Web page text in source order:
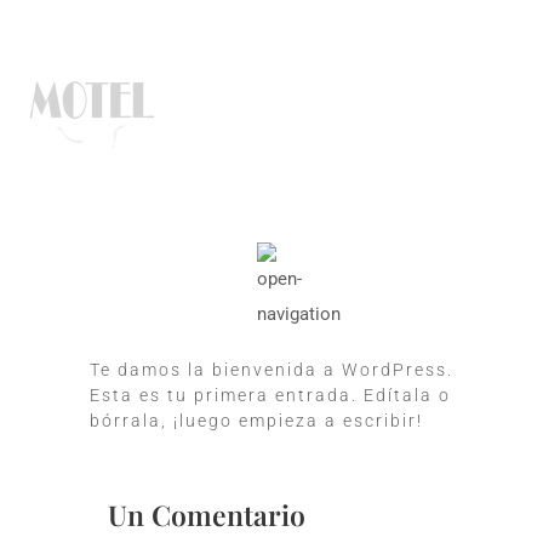
Te damos la bienvenida a WordPress.
Esta es tu primera entrada. Edítala o
bórrala, ¡luego empieza a escribir!
Un Comentario